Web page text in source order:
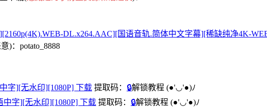
][2160p(4K).WEB-DL.x264.AAC][国语音轨.简体中文字幕][稀缺纯净4K-
)：potato_8888
字][无水印][1080P] 下载 提取码： 🔒解锁教程 (●'◡'●)ﾉ
中字][无水印][1080P] 下载 提取码： 🔒解锁教程 (●'◡'●)ﾉ